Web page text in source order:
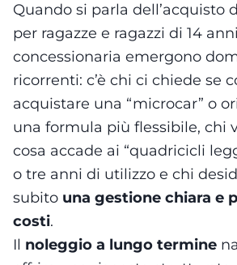
Quando si parla dell’acquisto
per ragazze e ragazzi di 14
concessionaria emergono
ricorrenti: c’è chi ci chiede se
acquistare una “microcar” o
una formula più flessibile, chi
cosa accade ai “quadricicli
o tre anni di utilizzo e chi
subito una gestione chiara e
costi.
Il noleggio a lungo termine